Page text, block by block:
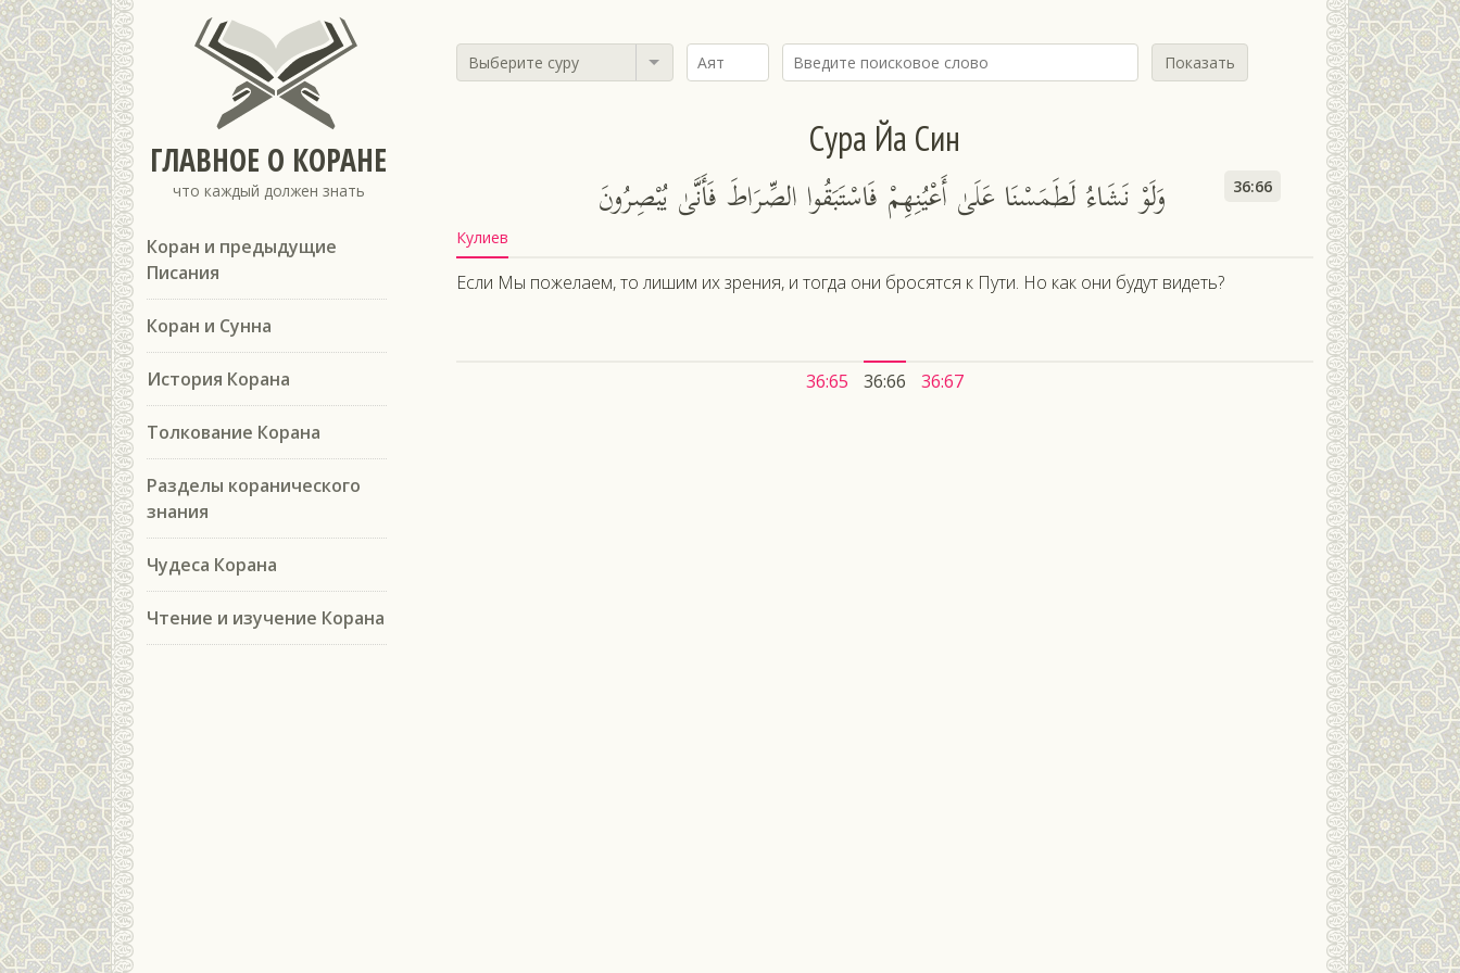
ГЛАВНОЕ О КОРАНЕ
что каждый должен знать
Коран и предыдущие
Писания
Коран и Сунна
История Корана
Толкование Корана
Разделы коранического
знания
Чудеса Корана
Чтение и изучение Корана
Выберите суру Показать
Сура Йа Син
وَلَوْ نَشَاءُ لَطَمَسْنَا عَلَىٰ أَعْيُنِهِمْ فَاسْتَبَقُوا الصِّرَاطَ فَأَنَّىٰ يُبْصِرُونَ 36:66
Кулиев
Если Мы пожелаем, то лишим их зрения, и тогда они бросятся к Пути. Но как они будут видеть?
36:65 36:66 36:67